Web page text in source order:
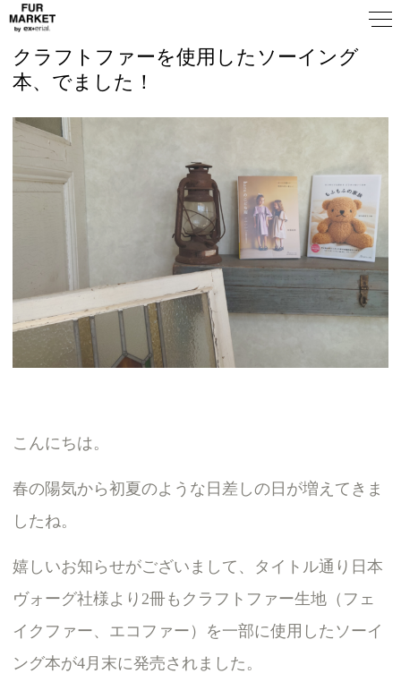
クラフトファーを使用したソーイング
本、でました！
こんにちは。
春の陽気から初夏のような日差しの日が増えてきま
したね。
嬉しいお知らせがございまして、タイトル通り日本
ヴォーグ社様より2冊もクラフトファー生地（フェ
イクファー、エコファー）を一部に使用したソーイ
ング本が4月末に発売されました。